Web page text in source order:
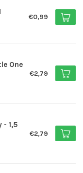
€0,99
One
€2,79
- 1,5
€2,79